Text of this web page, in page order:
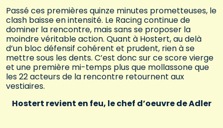
Passé ces premières quinze minutes prometteuses, le
clash baisse en intensité. Le Racing continue de
dominer la rencontre, mais sans se proposer la
moindre véritable action. Quant à Hostert, au delà
d’un bloc défensif cohérent et prudent, rien à se
mettre sous les dents. C’est donc sur ce score vierge
et une première mi-temps plus que mollassone que
les 22 acteurs de la rencontre retournent aux
vestiaires.
Hostert revient en feu, le chef d’oeuvre de Adler